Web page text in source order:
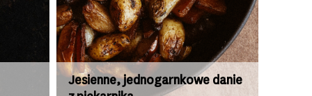
Jesienne, jednogarnkowe danie